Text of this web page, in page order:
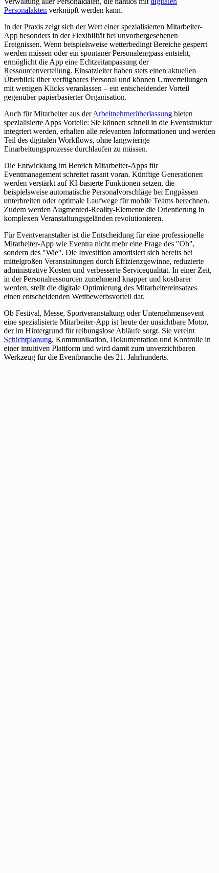
Personalakten verknüpft werden kann.
In der Praxis zeigt sich der Wert einer spezialisierten Mitarbeiter-
App besonders in der Flexibilität bei unvorhergesehenen
Ereignissen. Wenn beispielsweise wetterbedingt Bereiche gesperrt
werden müssen oder ein spontaner Personalengpass entsteht,
ermöglicht die App eine Echtzeitanpassung der
Ressourcenverteilung. Einsatzleiter haben stets einen aktuellen
Überblick über verfügbares Personal und können Umverteilungen
mit wenigen Klicks veranlassen – ein entscheidender Vorteil
gegenüber papierbasierter Organisation.
Auch für Mitarbeiter aus derArbeitnehmerüberlassung bieten
spezialisierte Apps Vorteile: Sie können schnell in die Eventstruktur
integriert werden, erhalten alle relevanten Informationen und werden
Teil des digitalen Workflows, ohne langwierige
Einarbeitungsprozesse durchlaufen zu müssen.
Die Entwicklung im Bereich Mitarbeiter-Apps für
Eventmanagement schreitet rasant voran. Künftige Generationen
werden verstärkt auf KI-basierte Funktionen setzen, die
beispielsweise automatische Personalvorschläge bei Engpässen
unterbreiten oder optimale Laufwege für mobile Teams berechnen.
Zudem werden Augmented-Reality-Elemente die Orientierung in
komplexen Veranstaltungsgeländen revolutionieren.
Für Eventveranstalter ist die Entscheidung für eine professionelle
Mitarbeiter-App wie Eventra nicht mehr eine Frage des "Ob",
sondern des "Wie". Die Investition amortisiert sich bereits bei
mittelgroßen Veranstaltungen durch Effizienzgewinne, reduzierte
administrative Kosten und verbesserte Servicequalität. In einer Zeit,
in der Personalressourcen zunehmend knapper und kostbarer
werden, stellt die digitale Optimierung des Mitarbeitereinsatzes
einen entscheidenden Wettbewerbsvorteil dar.
Ob Festival, Messe, Sportveranstaltung oder Unternehmensevent –
eine spezialisierte Mitarbeiter-App ist heute der unsichtbare Motor,
der im Hintergrund für reibungslose Abläufe sorgt. Sie vereint
Schichtplanung, Kommunikation, Dokumentation und Kontrolle in
einer intuitiven Plattform und wird damit zum unverzichtbaren
Werkzeug für die Eventbranche des 21. Jahrhunderts.